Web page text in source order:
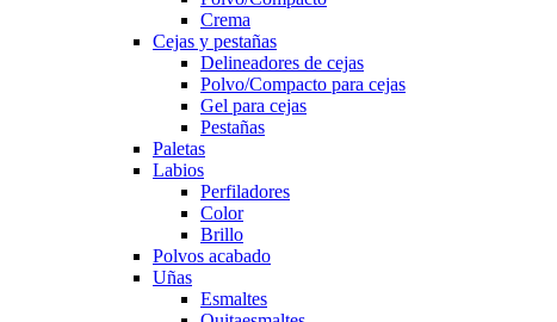
Crema
Cejas y pestañas
Delineadores de cejas
Polvo/Compacto para cejas
Gel para cejas
Pestañas
Paletas
Labios
Perfiladores
Color
Brillo
Polvos acabado
Uñas
Esmaltes